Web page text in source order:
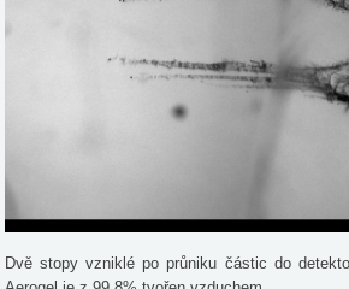
Dvě stopy vzniklé po průniku částic do